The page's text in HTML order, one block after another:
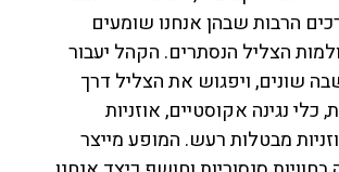
הרבות שבהן אנחנו שומעים
הצליל הנסתרים. הקהל יעבור
שונים, ויפגוש את הצליל דרך
כלי נגינה אקוסטיים, אוזניות
מבטלות רעש. המופע מייצר